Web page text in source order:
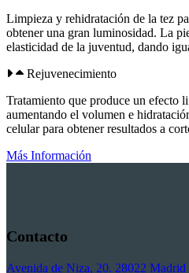
Limpieza y rehidratación de la tez
obtener una gran luminosidad. La
elasticidad de la juventud, dando
Rejuvenecimiento
Tratamiento que produce un efecto
aumentando el volumen e
celular para obtener resultados a
Más Información
Contacto
Avenida de Niza, 20. 28022 Madrid